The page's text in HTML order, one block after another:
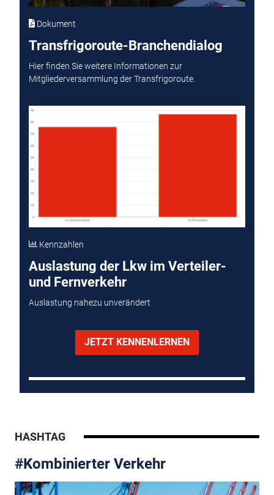
Dokument
Transfrigoroute-Branchendialog
Hier finden Sie weitere Informationen zur
Mitgliederversammlung der Transfrigoroute.
Kennzahlen
Auslastung der Lkw im Verteiler-
und Fernverkehr
Auslastung nahezu unverändert
JETZT KENNENLERNEN
HASHTAG
#Kombinierter Verkehr